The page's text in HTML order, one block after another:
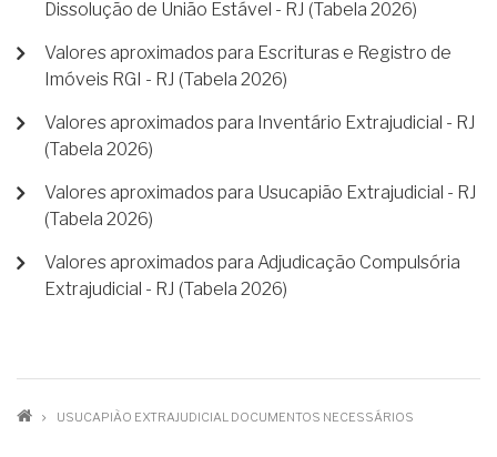
Dissolução de União Estável - RJ (Tabela 2026)
Valores aproximados para Escrituras e Registro de
Imóveis RGI - RJ (Tabela 2026)
Valores aproximados para Inventário Extrajudicial - RJ
(Tabela 2026)
Valores aproximados para Usucapião Extrajudicial - RJ
(Tabela 2026)
Valores aproximados para Adjudicação Compulsória
Extrajudicial - RJ (Tabela 2026)
TRILHA
USUCAPIÃO EXTRAJUDICIAL DOCUMENTOS NECESSÁRIOS